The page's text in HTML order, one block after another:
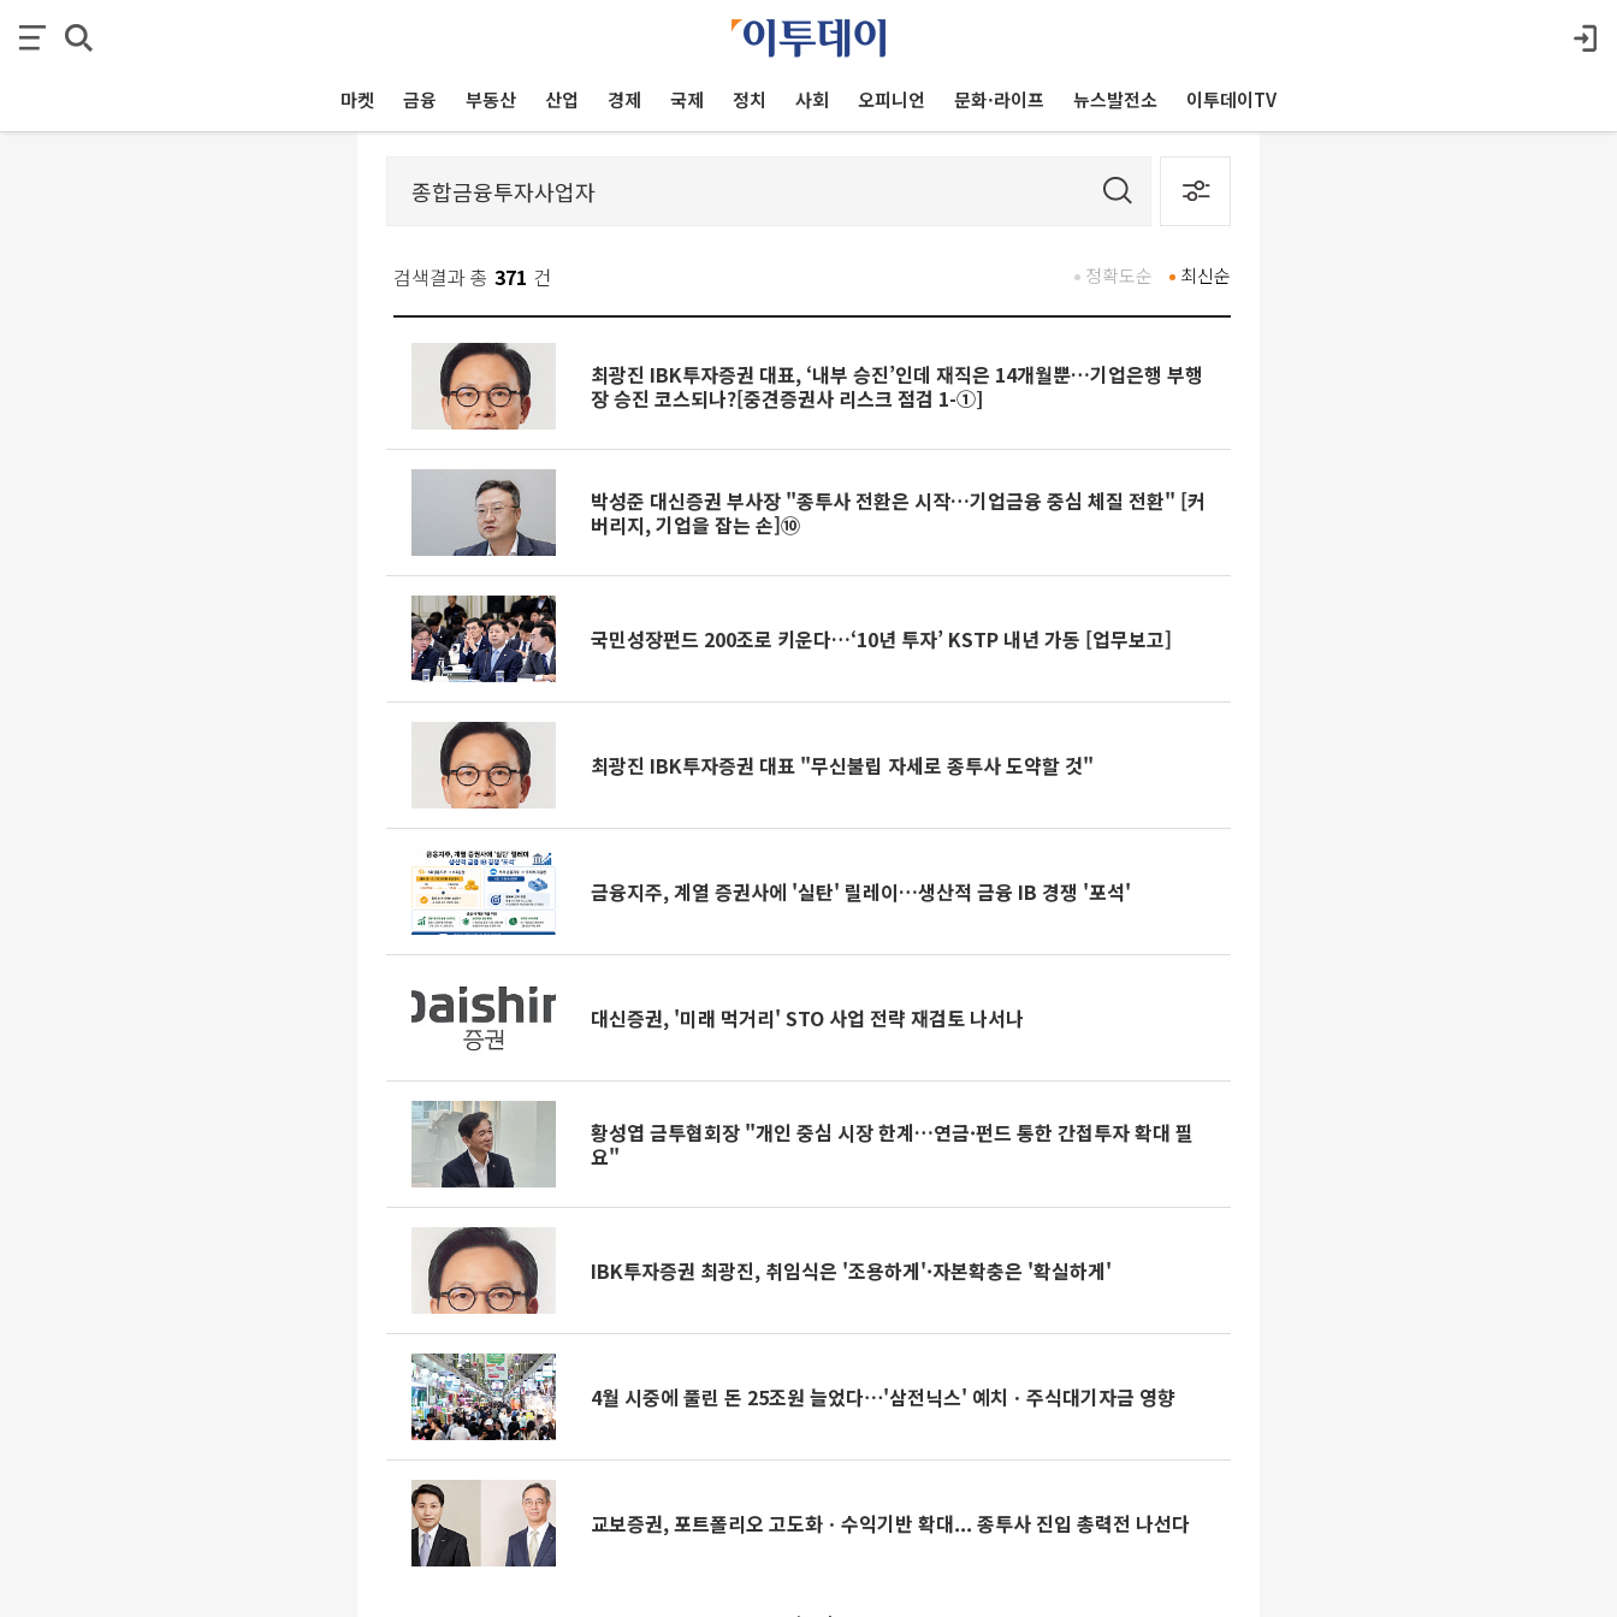
마켓 금융 부동산 산업 경제 국제 정치 사회 오피니언 문화·라이프 뉴스발전소 이투데이TV
검색결과 총 371 건 최신순
정확도순
최광진 IBK투자증권 대표, ‘내부 승진’인데 재직은 14개월뿐…기업은행 부행
장 승진 코스되나?[중견증권사 리스크 점검 1-①]
박성준 대신증권 부사장 "종투사 전환은 시작…기업금융 중심 체질 전환" [커
버리지, 기업을 잡는 손]⑩
국민성장펀드 200조로 키운다…‘10년 투자’ KSTP 내년 가동 [업무보고]
최광진 IBK투자증권 대표 "무신불립 자세로 종투사 도약할 것"
금융지주, 계열 증권사에 '실탄' 릴레이…생산적 금융 IB 경쟁 '포석'
대신증권, '미래 먹거리' STO 사업 전략 재검토 나서나
황성엽 금투협회장 "개인 중심 시장 한계…연금·펀드 통한 간접투자 확대 필
요"
IBK투자증권 최광진, 취임식은 '조용하게'·자본확충은 '확실하게'
4월 시중에 풀린 돈 25조원 늘었다⋯'삼전닉스' 예치ㆍ주식대기자금 영향
교보증권, 포트폴리오 고도화ㆍ수익기반 확대... 종투사 진입 총력전 나선다